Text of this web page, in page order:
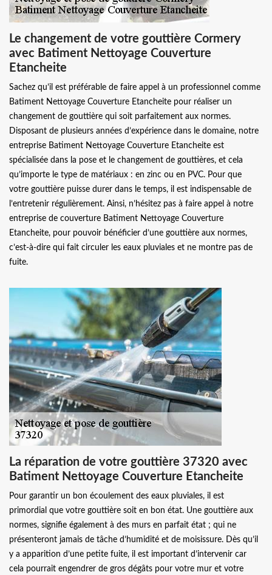
Le changement de votre gouttière Cormery
avec Batiment Nettoyage Couverture
Etancheite
Sachez qu’il est préférable de faire appel à un professionnel comme
Batiment Nettoyage Couverture Etancheite pour réaliser un
changement de gouttière qui soit parfaitement aux normes.
Disposant de plusieurs années d’expérience dans le domaine, notre
entreprise Batiment Nettoyage Couverture Etancheite est
spécialisée dans la pose et le changement de gouttières, et cela
qu’importe le type de matériaux : en zinc ou en PVC. Pour que
votre gouttière puisse durer dans le temps, il est indispensable de
l’entretenir régulièrement. Ainsi, n’hésitez pas à faire appel à notre
entreprise de couverture Batiment Nettoyage Couverture
Etancheite, pour pouvoir bénéficier d’une gouttière aux normes,
c’est-à-dire qui fait circuler les eaux pluviales et ne montre pas de
fuite.
La réparation de votre gouttière 37320 avec
Batiment Nettoyage Couverture Etancheite
Pour garantir un bon écoulement des eaux pluviales, il est
primordial que votre gouttière soit en bon état. Une gouttière aux
normes, signifie également à des murs en parfait état ; qui ne
présenteront jamais de tâche d’humidité et de moisissure. Dès qu’il
y a apparition d’une petite fuite, il est important d’intervenir car
cela pourrait engendrer de gros dégâts pour votre mur et votre